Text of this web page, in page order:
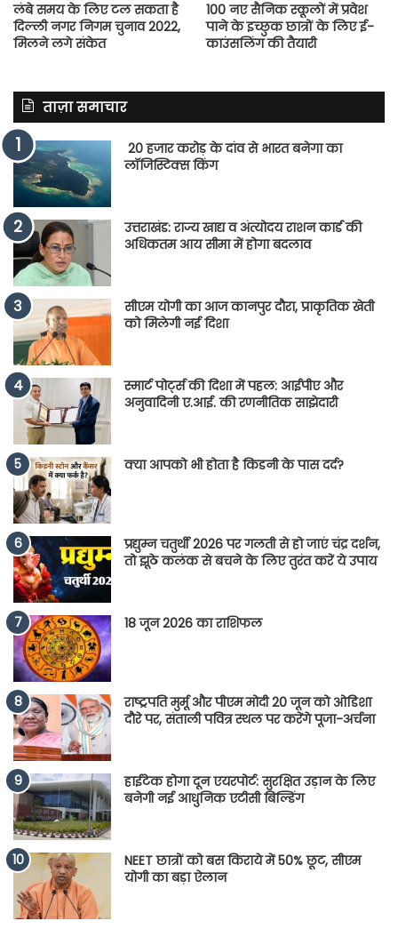
लंबे समय के लिए टल सकता है
दिल्ली नगर निगम चुनाव 2022,
मिलने लगे संकेत
100 नए सैनिक स्कूलों में प्रवेश
पाने के इच्छुक छात्रों के लिए ई-
काउंसलिंग की तैयारी
ताज़ा समाचार
20 हजार करोड़ के दांव से भारत बनेगा का
लॉजिस्टिक्स किंग
उत्तराखंड: राज्य खाद्य व अंत्योदय राशन कार्ड की
अधिकतम आय सीमा में होगा बदलाव
सीएम योगी का आज कानपुर दौरा, प्राकृतिक खेती
को मिलेगी नई दिशा
स्मार्ट पोर्ट्स की दिशा में पहल: आईपीए और
अनुवादिनी ए.आई. की रणनीतिक साझेदारी
क्या आपको भी होता है किडनी के पास दर्द?
प्रद्युम्न चतुर्थी 2026 पर गलती से हो जाएं चंद्र दर्शन,
तो झूठे कलंक से बचने के लिए तुरंत करें ये उपाय
18 जून 2026 का राशिफल
राष्ट्रपति मुर्मू और पीएम मोदी 20 जून को ओडिशा
दौरे पर, संताली पवित्र स्थल पर करेंगे पूजा-अर्चना
हाईटेक होगा दून एयरपोर्ट: सुरक्षित उड़ान के लिए
बनेगी नई आधुनिक एटीसी बिल्डिंग
NEET छात्रों को बस किराये में 50% छूट, सीएम
योगी का बड़ा ऐलान